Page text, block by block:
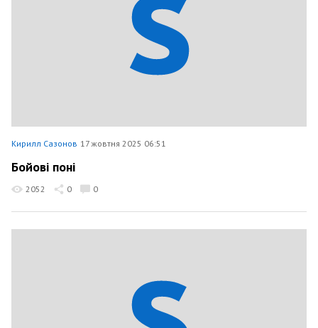
Кирилл Сазонов 17 жовтня 2025 06:51
Бойові поні
2052 0 0